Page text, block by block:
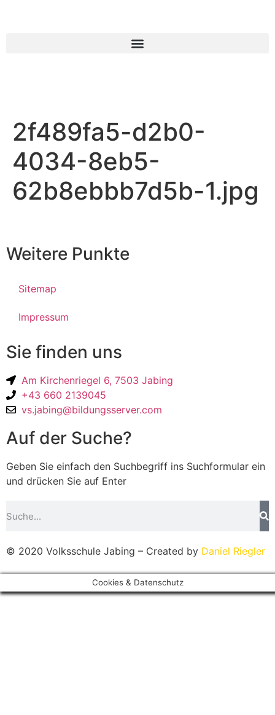
2f489fa5-d2b0-
4034-8eb5-
62b8ebbb7d5b-1.jpg
Weitere Punkte
Sitemap
Impressum
Sie finden uns
Am Kirchenriegel 6, 7503 Jabing
+43 660 2139045
vs.jabing@bildungsserver.com
Auf der Suche?
Geben Sie einfach den Suchbegriff ins Suchformular ein
und drücken Sie auf Enter
© 2020 Volksschule Jabing – Created by Daniel Riegler
Cookies & Datenschutz